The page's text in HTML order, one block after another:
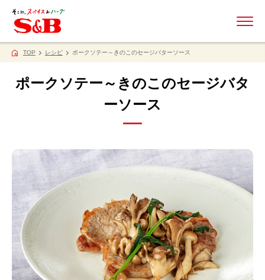
TOP レシピ ポークソテー～きのこのセージバターソース
ポークソテー～きのこのセージバタ
ーソース